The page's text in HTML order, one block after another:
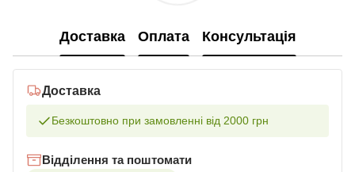
Доставка Оплата Консультація
Доставка
Безкоштовно при замовленні від 2000 грн
Відділення та поштомати